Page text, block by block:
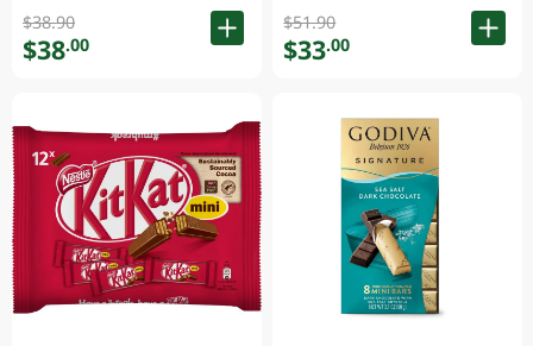
$38.90
$38.00
$51.90
$33.00